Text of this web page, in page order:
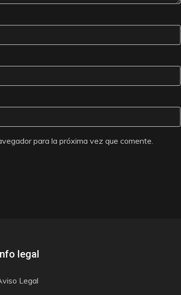
para la próxima vez que comente.
legal
Legal